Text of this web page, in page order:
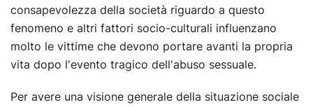
consapevolezza della società riguardo a questo
fenomeno e altri fattori socio-culturali influenzano
molto le vittime che devono portare avanti la propria
vita dopo l'evento tragico dell'abuso sessuale.
Per avere una visione generale della situazione sociale